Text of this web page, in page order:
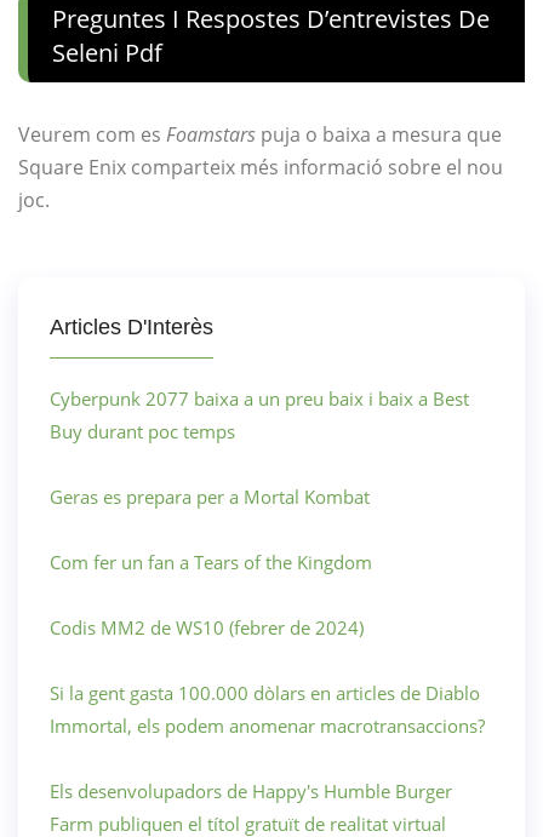
Preguntes I Respostes D’entrevistes De
Seleni Pdf
Veurem com es Foamstars puja o baixa a mesura que
Square Enix comparteix més informació sobre el nou
joc.
Articles D'Interès
Cyberpunk 2077 baixa a un preu baix i baix a Best
Buy durant poc temps
Geras es prepara per a Mortal Kombat
Com fer un fan a Tears of the Kingdom
Codis MM2 de WS10 (febrer de 2024)
Si la gent gasta 100.000 dòlars en articles de Diablo
Immortal, els podem anomenar macrotransaccions?
Els desenvolupadors de Happy's Humble Burger
Farm publiquen el títol gratuït de realitat virtual